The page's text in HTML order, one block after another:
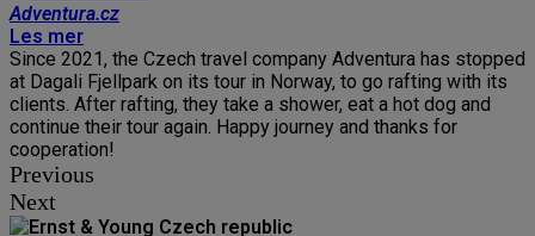
Adventura.cz
Les mer
Since 2021, the Czech travel company Adventura has stopped
at Dagali Fjellpark on its tour in Norway, to go rafting with its
clients. After rafting, they take a shower, eat a hot dog and
continue their tour again. Happy journey and thanks for
cooperation!
Previous
Next